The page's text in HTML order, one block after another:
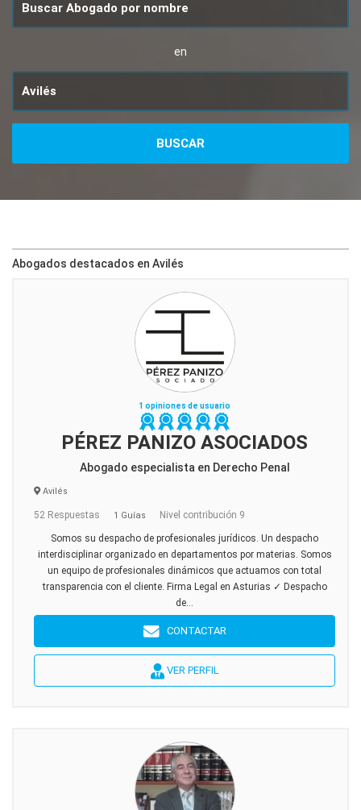
en
Abogados destacados en Avilés
1 opiniones de usuario
PÉREZ PANIZO ASOCIADOS
Abogado especialista en Derecho Penal
Avilés
52 Respuestas 1 Guías Nivel contribución 9
Somos su despacho de profesionales jurídicos. Un despacho
interdisciplinar organizado en departamentos por materias. Somos
un equipo de profesionales dinámicos que actuamos con total
transparencia con el cliente. Firma Legal en Asturias ✓ Despacho
de...
CONTACTAR
VER PERFIL